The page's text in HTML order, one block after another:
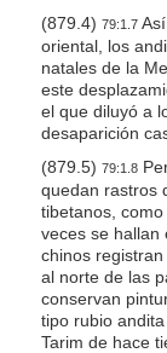
(879.4) 79:1.7Así
oriental, los
natales de la
este
el que diluyó a
desaparición
(879.5) 79:1.8
quedan rastros
tibetanos,
veces se hallan
chinos
al norte de las
conservan
tipo rubio
Tarim de hace